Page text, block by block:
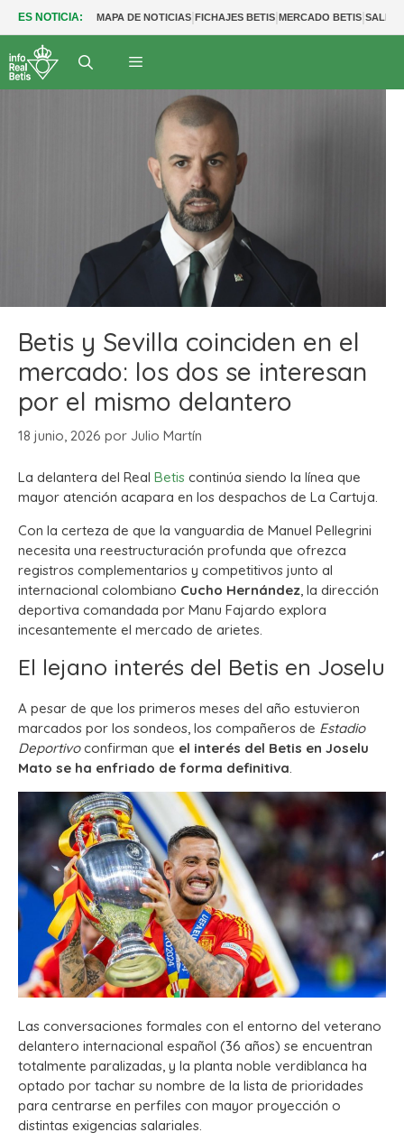
ES NOTICIA: MAPA DE NOTICIAS|FICHAJES BETIS|MERCADO BETIS|SALIDA
Betis y Sevilla coinciden en el
mercado: los dos se interesan
por el mismo delantero
18 junio, 2026 por Julio Martín
La delantera del Real Betis continúa siendo la línea que
mayor atención acapara en los despachos de La Cartuja.
Con la certeza de que la vanguardia de Manuel Pellegrini
necesita una reestructuración profunda que ofrezca
registros complementarios y competitivos junto al
internacional colombiano Cucho Hernández, la dirección
deportiva comandada por Manu Fajardo explora
incesantemente el mercado de arietes.
El lejano interés del Betis en Joselu
A pesar de que los primeros meses del año estuvieron
marcados por los sondeos, los compañeros de Estadio
Deportivoconfirman que el interés del Betis en Joselu
Mato se ha enfriado de forma definitiva.
Las conversaciones formales con el entorno del veterano
delantero internacional español (36 años) se encuentran
totalmente paralizadas, y la planta noble verdiblanca ha
optado por tachar su nombre de la lista de prioridades
para centrarse en perfiles con mayor proyección o
distintas exigencias salariales.